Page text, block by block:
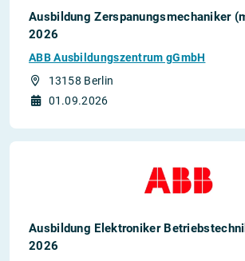
Ausbildung Zerspanungsmechaniker
2026
ABB Ausbildungszentrum gGmbH
13158 Berlin
01.09.2026
Ausbildung Elektroniker
2026